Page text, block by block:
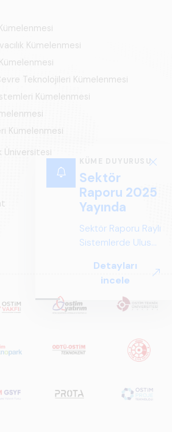
KÜME DUYURUSU
Sektör
Raporu 2025
Yayında
Sektör Raporu Raylı
Sistemlerde Ulusal
Perspektif ARUS
tarafından
hazırlanan "Raylı
Sistemlerde Ulusal
Perspektif – Sektör
Raporu 2025",
sistemler
Detayları
incele
Kümelenmesi
Teknolojileri Kümelenmesi
Kümelenmesi
Kümelenmesi
Üniversitesi